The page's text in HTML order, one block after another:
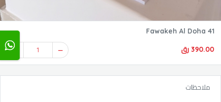
Fawakeh Al Doha 41
390.00 رق 1
ملاحظات